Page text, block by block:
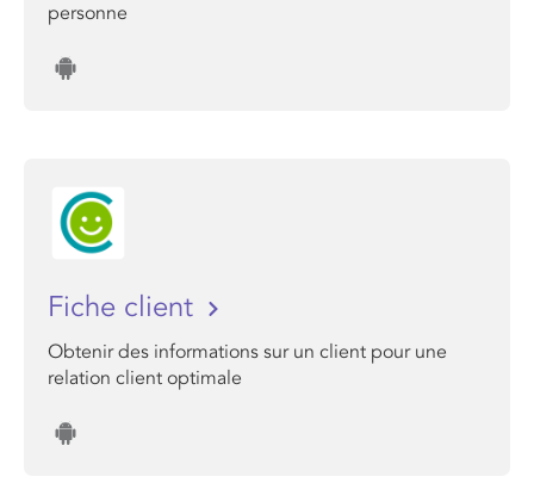
personne
Fiche client
Obtenir des informations sur un client pour une
relation client optimale